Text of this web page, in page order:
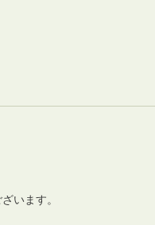
います。